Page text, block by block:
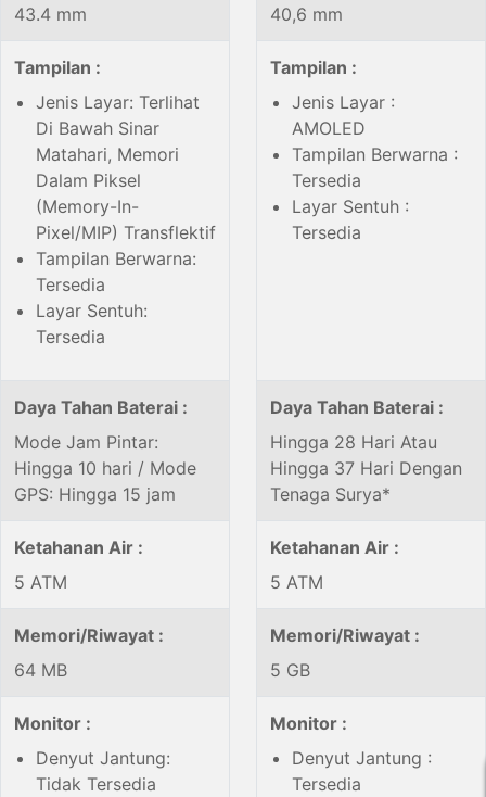
43.4 mm
40,6 mm
Tampilan :
Jenis Layar: Terlihat
Di Bawah Sinar
Matahari, Memori
Dalam Piksel
(Memory-In-
Pixel/MIP) Transflektif
Tampilan Berwarna:
Tersedia
Layar Sentuh:
Tersedia
Tampilan :
Jenis Layar :
AMOLED
Tampilan Berwarna :
Tersedia
Layar Sentuh :
Tersedia
Daya Tahan Baterai :
Mode Jam Pintar:
Hingga 10 hari / Mode
GPS: Hingga 15 jam
Daya Tahan Baterai :
Hingga 28 Hari Atau
Hingga 37 Hari Dengan
Tenaga Surya*
Ketahanan Air :
5 ATM
Ketahanan Air :
5 ATM
Memori/Riwayat :
64 MB
Memori/Riwayat :
5 GB
Monitor :
Denyut Jantung:
Tidak Tersedia
Monitor :
Denyut Jantung :
Tersedia